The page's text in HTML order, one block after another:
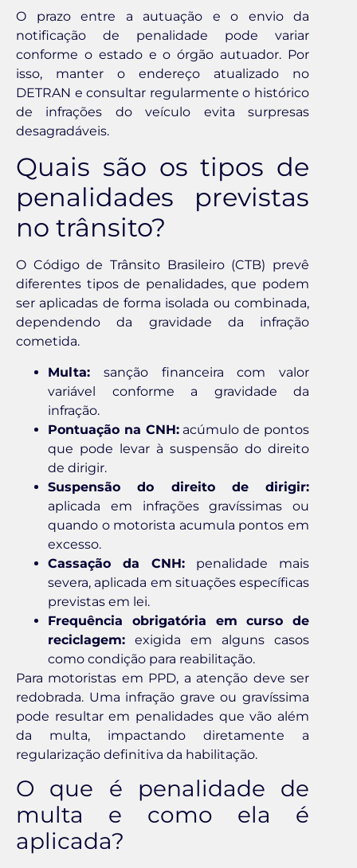
O prazo entre a autuação e o envio da
notificação de penalidade pode variar
conforme o estado e o órgão autuador. Por
isso, manter o endereço atualizado no
DETRAN e consultar regularmente o histórico
de infrações do veículo evita surpresas
desagradáveis.
Quais são os tipos de
penalidades previstas
no trânsito?
O Código de Trânsito Brasileiro (CTB) prevê
diferentes tipos de penalidades, que podem
ser aplicadas de forma isolada ou combinada,
dependendo da gravidade da infração
cometida.
Multa: sanção financeira com valor
variável conforme a gravidade da
infração.
Pontuação na CNH:acúmulo de pontos
que pode levar à suspensão do direito
de dirigir.
Suspensão do direito de dirigir:
aplicada em infrações gravíssimas ou
quando o motorista acumula pontos em
excesso.
Cassação da CNH: penalidade mais
severa, aplicada em situações específicas
previstas em lei.
Frequência obrigatória em curso de
reciclagem: exigida em alguns casos
como condição para reabilitação.
Para motoristas em PPD, a atenção deve ser
redobrada. Uma infração grave ou gravíssima
pode resultar em penalidades que vão além
da multa, impactando diretamente a
regularização definitiva da habilitação.
O que é penalidade de
multa e como ela é
aplicada?